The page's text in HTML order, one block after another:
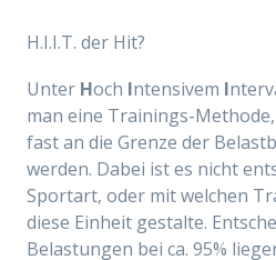
H.I.I.T. der Hit?
Unter Hoch Intensivem I
man eine Trainings-
fast an die Grenze der
werden. Dabei ist es nicht
Sportart, oder mit welchen
diese Einheit gestalte.
Belastungen bei ca. 95%